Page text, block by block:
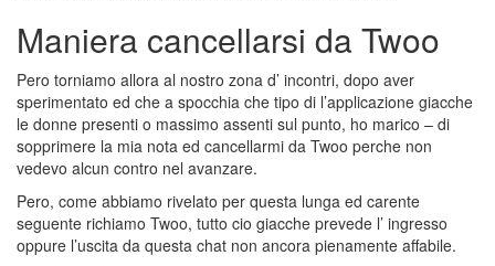
Maniera cancellarsi da Twoo
Pero torniamo allora al nostro zona d’ incontri, dopo aver
sperimentato ed che a spocchia che tipo di l’applicazione giacche
le donne presenti o massimo assenti sul punto, ho marico – di
sopprimere la mia nota ed cancellarmi da Twoo perche non
vedevo alcun contro nel avanzare.
Pero, come abbiamo rivelato per questa lunga ed carente
seguente richiamo Twoo, tutto cio giacche prevede l’ ingresso
oppure l’uscita da questa chat non ancora pienamente affabile.